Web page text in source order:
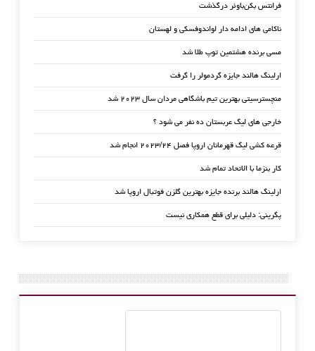
فرانتس بکن‌باوئر درگذشت
ناکامی های ادامه دار لواندوفسکی و لهستان
مسی برنده هشتمین توپ طلا شد
ارلینگ هالند جایزه گردمولر را گرفت
منچسترسیتی بهترین تیم باشگاهی مردان سال ۲۰۲۳ شد
خارجی های لیگ عربستان ده نفر می شود ؟
قرعه کشی لیگ قهرمانان اروپا فصل ۲۰۲۳/۲۴ انجام شد
کار بنزما با الاتحاد تمام شد
ارلینگ هالند برنده جایزه بهترین گلزن فوتبال اروپا شد
پگرینی: دلیلی برای قطع همکاری نیست